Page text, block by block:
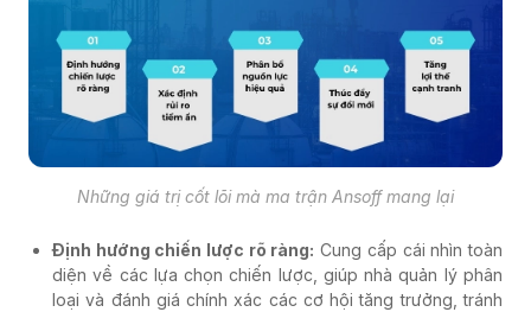
Những giá trị cốt lõi mà ma trận Ansoff mang lại
Định hướng chiến lược rõ ràng: Cung cấp cái nhìn toàn
diện về các lựa chọn chiến lược, giúp nhà quản lý phân
loại và đánh giá chính xác các cơ hội tăng trưởng, tránh